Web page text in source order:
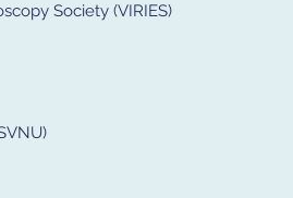
Society (VIRIES)